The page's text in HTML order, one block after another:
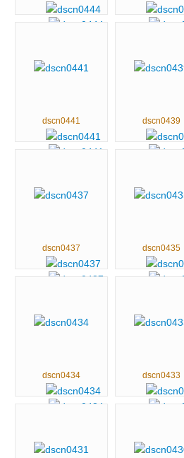
dscn0441 dscn0439
dscn0437 dscn0435
dscn0434 dscn0433